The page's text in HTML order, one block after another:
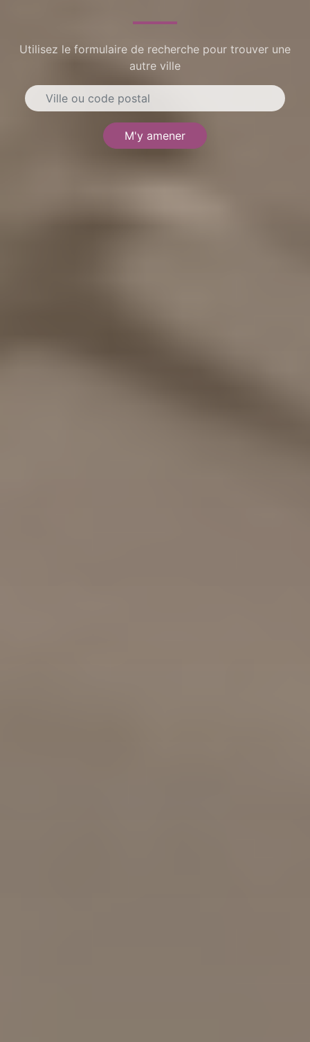
Utilisez le formulaire de recherche pour trouver une
autre ville
M'y amener